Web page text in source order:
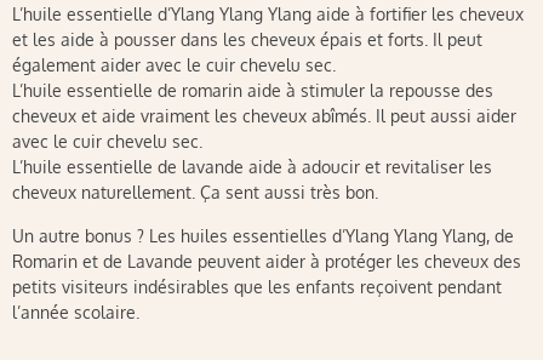
L’huile essentielle d’Ylang Ylang Ylang aide à fortifier les cheveux
et les aide à pousser dans les cheveux épais et forts. Il peut
également aider avec le cuir chevelu sec.
L’huile essentielle de romarin aide à stimuler la repousse des
cheveux et aide vraiment les cheveux abîmés. Il peut aussi aider
avec le cuir chevelu sec.
L’huile essentielle de lavande aide à adoucir et revitaliser les
cheveux naturellement. Ça sent aussi très bon.
Un autre bonus ? Les huiles essentielles d’Ylang Ylang Ylang, de
Romarin et de Lavande peuvent aider à protéger les cheveux des
petits visiteurs indésirables que les enfants reçoivent pendant
l’année scolaire.